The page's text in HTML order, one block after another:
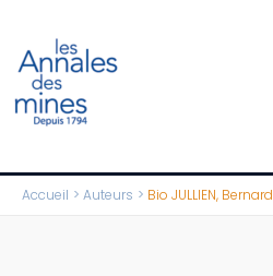
contenu
Accueil Auteurs Bio JULLIEN, Bernard